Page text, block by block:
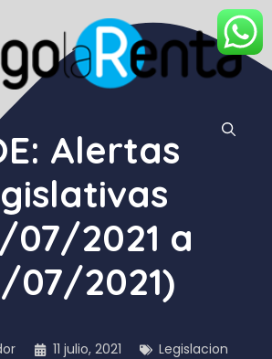
Alertas
07/2021 a
07/2021)
11 julio, 2021 Legislacion